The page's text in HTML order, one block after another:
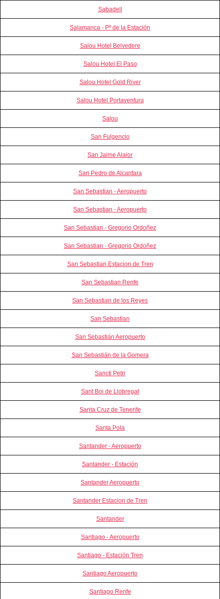
Sabadell
Salamanca - Pº de la Estación
Salou Hotel Belvedere
Salou Hotel El Paso
Salou Hotel Gold River
Salou Hotel Portaventura
Salou
San Fulgencio
San Jaime Alaior
San Pedro de Alcantara
San Sebastian - Aeropuerto
San Sebastian - Aeropuerto
San Sebastian - Gregorio Ordoñez
San Sebastian - Gregorio Ordoñez
San Sebastian Estacion de Tren
San Sebastian Renfe
San Sebastian de los Reyes
San Sebastian
San Sebastián Aeropuerto
San Sebastián de la Gomera
Sancti Petri
Sant Boi de Llobregat
Santa Cruz de Tenerife
Santa Pola
Santander - Aeropuerto
Santander - Estación
Santander Aeropuerto
Santander Estacion de Tren
Santander
Santiago - Aeropuerto
Santiago - Estación Tren
Santiago Aeropuerto
Santiago Renfe